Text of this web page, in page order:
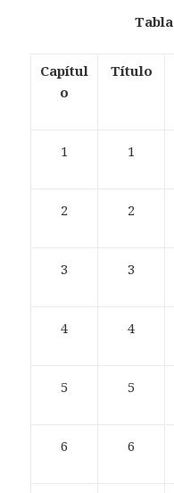
Capítul
o
Título
1 1
2 2
3 3
4 4
5 5
6 6